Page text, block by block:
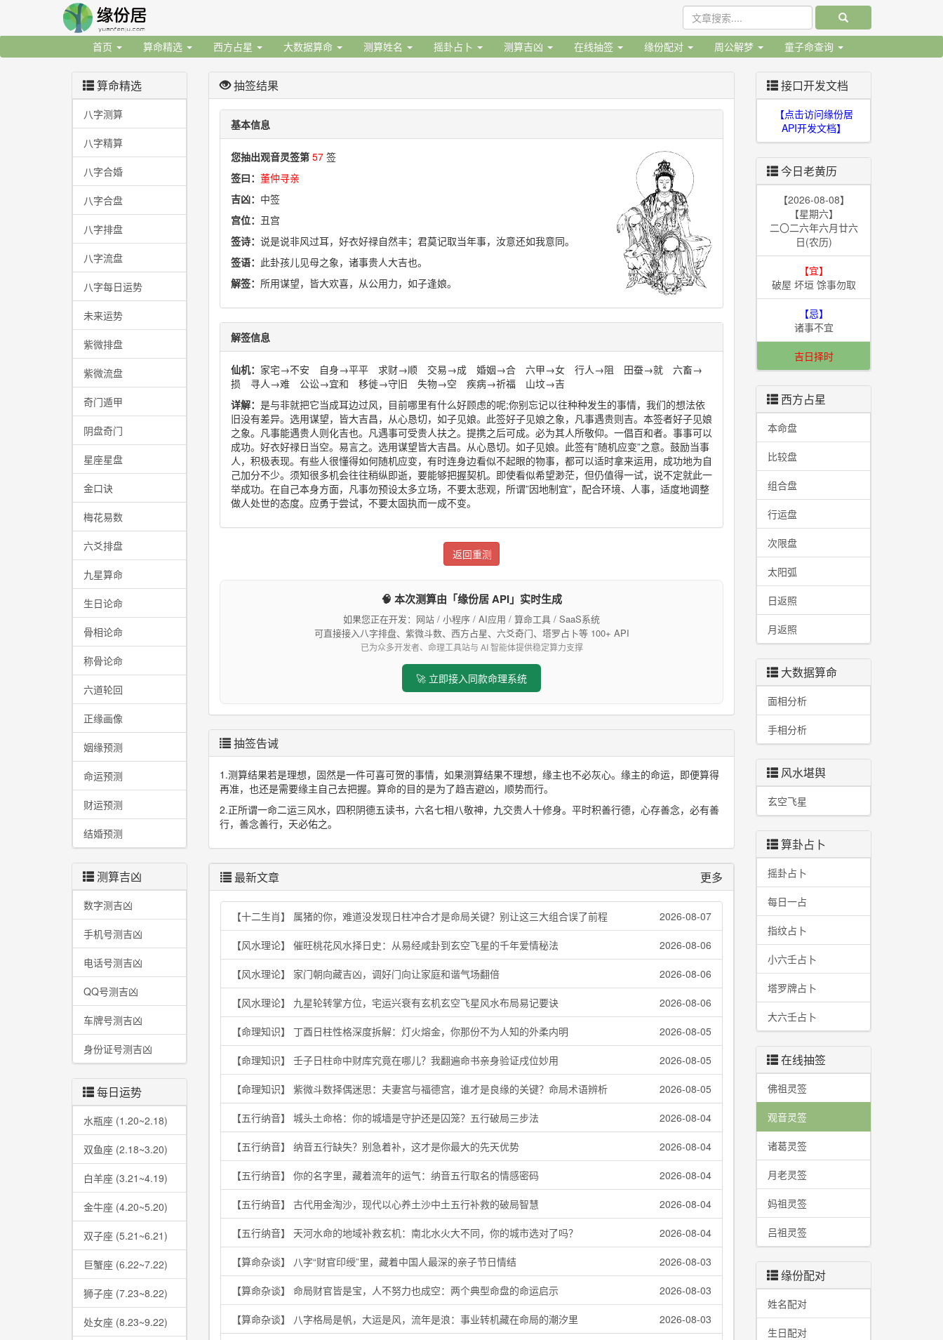
首页 算命精选 西方占星 大数据算命 测算姓名 摇卦占卜 测算吉凶 在线抽签 缘份配对 周公解梦 童子命查询
算命精选
八字测算
八字精算
八字合婚
八字合盘
八字排盘
八字流盘
八字每日运势
未来运势
紫微排盘
紫微流盘
奇门遁甲
阴盘奇门
星座星盘
金口诀
梅花易数
六爻排盘
九星算命
生日论命
骨相论命
称骨论命
六道轮回
正缘画像
姻缘预测
命运预测
财运预测
结婚预测
测算吉凶
数字测吉凶
手机号测吉凶
电话号测吉凶
QQ号测吉凶
车牌号测吉凶
身份证号测吉凶
每日运势
水瓶座 (1.20~2.18)
双鱼座 (2.18~3.20)
白羊座 (3.21~4.19)
金牛座 (4.20~5.20)
双子座 (5.21~6.21)
巨蟹座 (6.22~7.22)
狮子座 (7.23~8.22)
处女座 (8.23~9.22)
抽签结果
基本信息
您抽出观音灵签第 57 签
签曰： 董仲寻亲
吉凶： 中签
宫位： 丑宫
签诗： 说是说非风过耳，好衣好禄自然丰；君莫记取当年事，汝意还如我意同。
签语： 此卦孩儿见母之象，诸事贵人大吉也。
解签： 所用谋望，皆大欢喜，从公用力，如子逢娘。
解签信息
仙机： 家宅→不安 自身→平平 求财→顺 交易→成 婚姻→合 六甲→女 行人→阻 田蚕→就 六畜→
损 寻人→难 公讼→宜和 移徙→守旧 失物→空 疾病→祈福 山坟→吉
详解： 是与非就把它当成耳边过风，目前哪里有什么好顾虑的呢;你别忘记以往种种发生的事情，我们的想法依
旧没有差异。选用谋望，皆大吉昌，从心恳切，如子见娘。此签好子见娘之象，凡事遇贵则吉。本签者好子见娘
之象。凡事能遇贵人则化吉也。凡遇事可受贵人扶之。提携之后可成。必为其人所敬仰。一倡百和者。事事可以
成功。好衣好禄日当空。易言之。选用谋望皆大吉昌。从心恳切。如子见娘。此签有”随机应变”之意。鼓励当事
人，积极表现。有些人很懂得如何随机应变，有时连身边看似不起眼的物事，都可以适时拿来运用，成功地为自
己加分不少。须知很多机会往往稍纵即逝，要能够把握契机。即使看似希望渺茫，但仍值得一试，说不定就此一
举成功。在自己本身方面，凡事勿预设太多立场，不要太悲观，所谓”因地制宜”，配合环境、人事，适度地调整
做人处世的态度。应勇于尝试，不要太固执而一成不变。
返回重测
🧠 本次测算由「缘份居 API」实时生成
如果您正在开发：网站 / 小程序 / AI应用 / 算命工具 / SaaS系统
可直接接入八字排盘、紫微斗数、西方占星、六爻奇门、塔罗占卜等 100+ API
已为众多开发者、命理工具站与 AI 智能体提供稳定算力支撑
🚀 立即接入同款命理系统
抽签告诫
1.测算结果若是理想，固然是一件可喜可贺的事情，如果测算结果不理想，缘主也不必灰心。缘主的命运，即便算得
再准，也还是需要缘主自己去把握。算命的目的是为了趋吉避凶，顺势而行。
2.正所谓一命二运三风水，四积阴德五读书，六名七相八敬神，九交贵人十修身。平时积善行德，心存善念，必有善
行，善念善行，天必佑之。
最新文章 更多
【十二生肖】 属猪的你，难道没发现日柱冲合才是命局关键？别让这三大组合误了前程 2026-08-07
【风水理论】 催旺桃花风水择日史：从易经咸卦到玄空飞星的千年爱情秘法 2026-08-06
【风水理论】 家门朝向藏吉凶，调好门向让家庭和谐气场翻倍 2026-08-06
【风水理论】 九星轮转掌方位，宅运兴衰有玄机玄空飞星风水布局易记要诀 2026-08-06
【命理知识】 丁酉日柱性格深度拆解：灯火熔金，你那份不为人知的外柔内明 2026-08-05
【命理知识】 壬子日柱命中财库究竟在哪儿？我翻遍命书亲身验证戌位妙用 2026-08-05
【命理知识】 紫微斗数择偶迷思：夫妻宫与福德宫，谁才是良缘的关键？命局术语辨析 2026-08-05
【五行纳音】 城头土命格：你的城墙是守护还是囚笼？五行破局三步法 2026-08-04
【五行纳音】 纳音五行缺失？别急着补，这才是你最大的先天优势 2026-08-04
【五行纳音】 你的名字里，藏着流年的运气：纳音五行取名的情感密码 2026-08-04
【五行纳音】 古代用金淘沙，现代以心养土沙中土五行补救的破局智慧 2026-08-04
【五行纳音】 天河水命的地域补救玄机：南北水火大不同，你的城市选对了吗？ 2026-08-04
【算命杂谈】 八字“财官印绶”里，藏着中国人最深的亲子节日情结 2026-08-03
【算命杂谈】 命局财官皆是宝，人不努力也成空：两个典型命盘的命运启示 2026-08-03
【算命杂谈】 八字格局是帆，大运是风，流年是浪：事业转机藏在命局的潮汐里 2026-08-03
接口开发文档
【点击访问缘份居
API开发文档】
今日老黄历
【2026-08-08】
【星期六】
二〇二六年六月廿六
日(农历)
【宜】
破屋 坏垣 馀事勿取
【忌】
诸事不宜
吉日择时
西方占星
本命盘
比较盘
组合盘
行运盘
次限盘
太阳弧
日返照
月返照
大数据算命
面相分析
手相分析
风水堪舆
玄空飞星
算卦占卜
摇卦占卜
每日一占
指纹占卜
小六壬占卜
塔罗牌占卜
大六壬占卜
在线抽签
佛祖灵签
观音灵签
诸葛灵签
月老灵签
妈祖灵签
吕祖灵签
缘份配对
姓名配对
生日配对